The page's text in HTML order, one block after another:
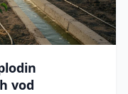
vod